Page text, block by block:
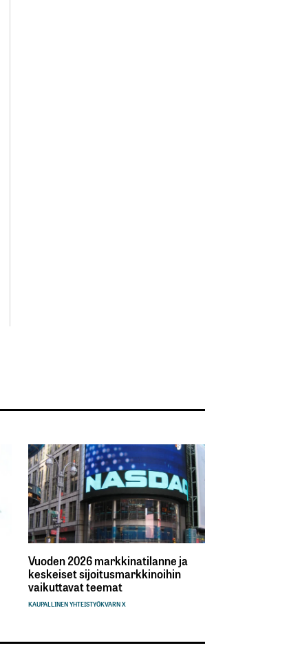
Vuoden 2026 markkinatilanne ja
keskeiset sijoitusmarkkinoihin
vaikuttavat teemat
KAUPALLINEN YHTEISTYÖKVARN X